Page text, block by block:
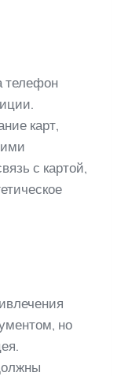
телефон
карт,
с картой,
но